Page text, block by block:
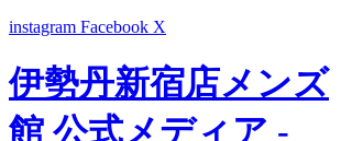
instagram Facebook X
伊勢丹新宿店メンズ
館 公式メディア -